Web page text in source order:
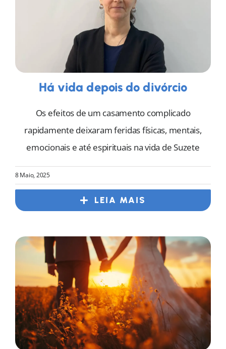
Há vida depois do divórcio
Os efeitos de um casamento complicado
rapidamente deixaram feridas físicas, mentais,
emocionais e até espirituais na vida de Suzete
8 Maio, 2025
LEIA MAIS